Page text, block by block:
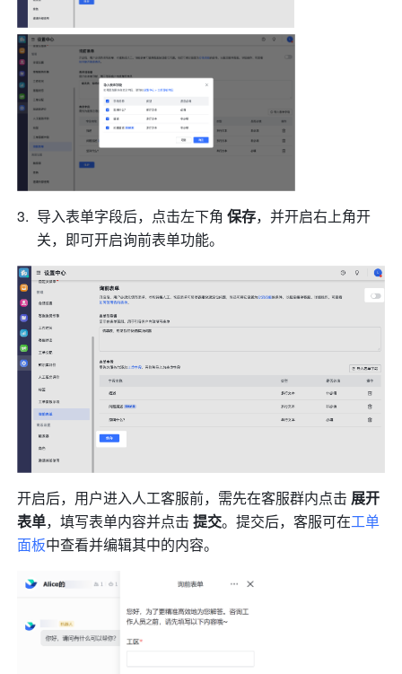
导入表单字段后， 点击左下角 保存，并开启右上角开
关，即可开启询前表单功能。
开启后，用户进入人工客服前，需先在客服群内点击 展开
表单，填写表单内容并点击 提交。提交后，客服可在工单
面板中查看并编辑其中的内容。